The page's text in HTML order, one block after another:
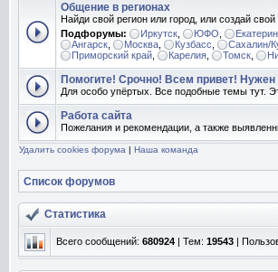
Общение в регионах
Найди свой регион или город, или создай
Подфорумы:
Иркутск ЮФО
Ангарск
Москва Кузбасс Сахалин/
Приморский край
Карелия Томск
Помогите! Срочно! Всем привет!
Для особо упёртых. Все подобные темы тут.
Работа сайта
Пожелания и рекомендации, а также
Удалить cookies форума | Наша команда
Список форумов
Статистика
Всего сообщений: 680924 | Тем: 19543 |